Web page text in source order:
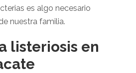
es algo necesario
nuestra familia.
listeriosis en